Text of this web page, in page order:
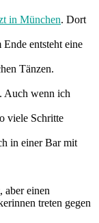
in München. Dort
entsteht eine
Tänzen.
Auch wenn ich
viele Schritte
in einer Bar mit
aber einen
treten gegen